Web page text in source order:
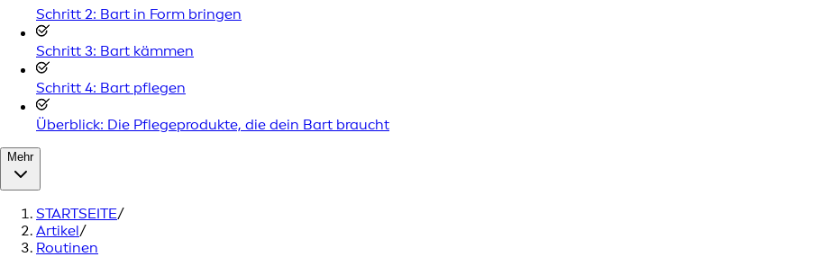
Schritt 2: Bart in Form bringen
Schritt 3: Bart kämmen
Schritt 4: Bart pflegen
Überblick: Die Pflegeprodukte, die dein Bart braucht
Mehr
STARTSEITE/
Artikel/
Routinen